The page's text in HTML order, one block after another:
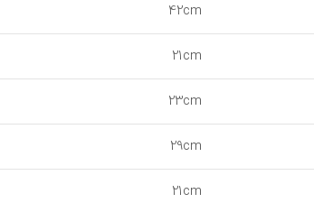
42cm
21cm
23cm
29cm
21cm